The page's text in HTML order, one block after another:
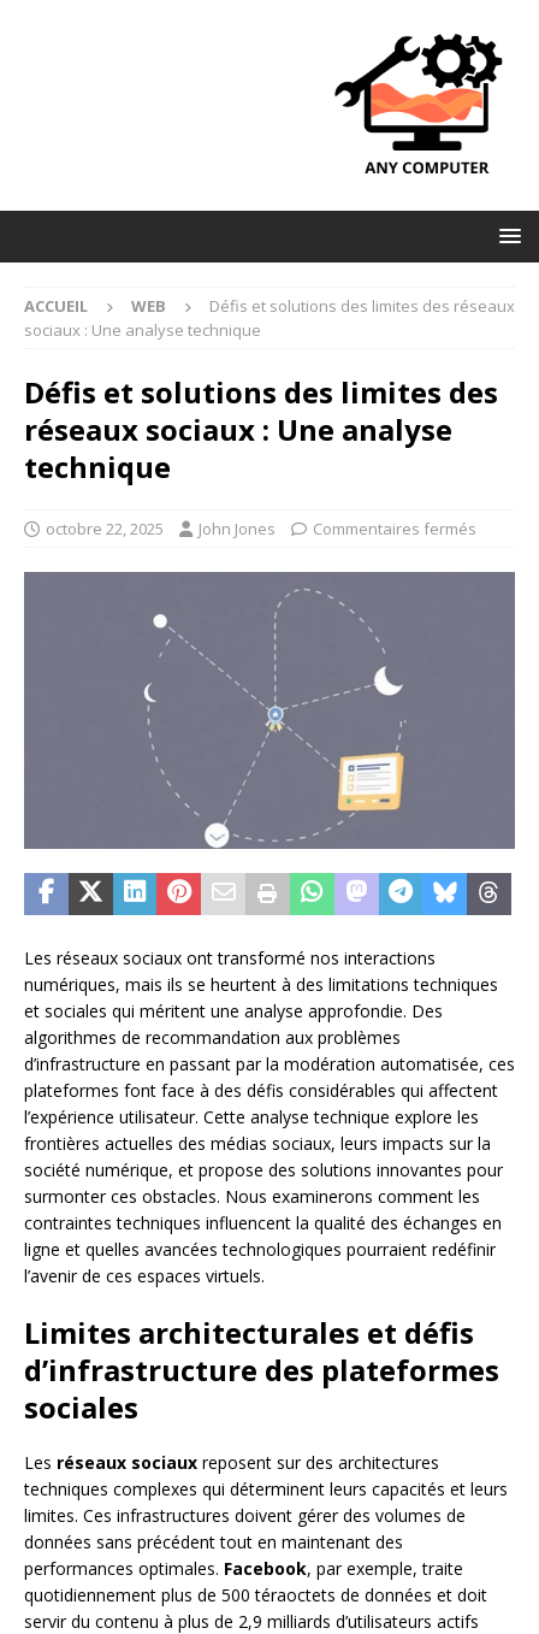
ACCUEIL WEB
Défis et solutions des limites des réseaux
sociaux : Une analyse technique
Défis et solutions des limites des
réseaux sociaux : Une analyse
technique
octobre 22, 2025 John Jones Commentaires fermés
Les réseaux sociaux ont transformé nos interactions
numériques, mais ils se heurtent à des limitations techniques
et sociales qui méritent une analyse approfondie. Des
algorithmes de recommandation aux problèmes
d’infrastructure en passant par la modération automatisée, ces
plateformes font face à des défis considérables qui affectent
l’expérience utilisateur. Cette analyse technique explore les
frontières actuelles des médias sociaux, leurs impacts sur la
société numérique, et propose des solutions innovantes pour
surmonter ces obstacles. Nous examinerons comment les
contraintes techniques influencent la qualité des échanges en
ligne et quelles avancées technologiques pourraient redéfinir
l’avenir de ces espaces virtuels.
Limites architecturales et défis
d’infrastructure des plateformes
sociales
Les réseaux sociaux reposent sur des architectures
techniques complexes qui déterminent leurs capacités et leurs
limites. Ces infrastructures doivent gérer des volumes de
données sans précédent tout en maintenant des
performances optimales. Facebook, par exemple, traite
quotidiennement plus de 500 téraoctets de données et doit
servir du contenu à plus de 2,9 milliards d’utilisateurs actifs